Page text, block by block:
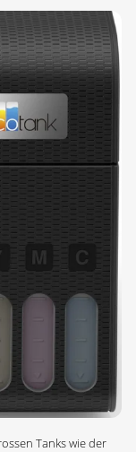
Tanks wie der